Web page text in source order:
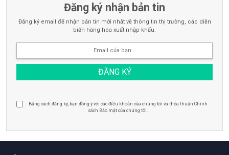
Đăng ký nhận bản tin
Đăng ký email để nhận bản tin mới nhất về thông tin thị trường, các diễn
biến hàng hóa xuất nhập khẩu.
Bằng cách đăng ký, bạn đồng ý với các điều khoản của chúng tôi và thỏa thuận Chính
sách Bảo mật của chúng tôi.